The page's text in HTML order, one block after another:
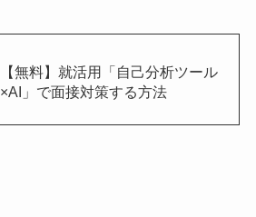
【無料】就活用「自己分析ツール
×AI」で面接対策する方法